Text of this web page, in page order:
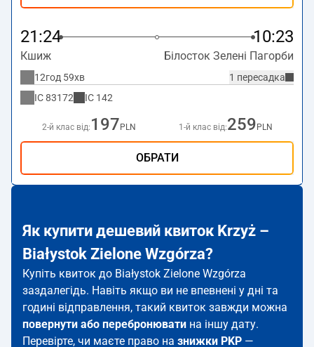
21:24 10:23
Кшиж Білосток Зелені Пагорби
1 пересадка
12год 59хв
IC83172 IC 142
2-й клас від: 197 PLN 1-й клас від:259 PLN
ОБРАТИ
Як купити дешевий квиток Krzyż –
Białystok Zielone Wzgórza?
Купіть квиток до Białystok Zielone Wzgórza
заздалегідь. Навіть якщо ви не впевнені у дні та
годині відправлення, такий квиток завжди можна
повернути або перебронювати на іншу дату.
Перевірте, чи маєте право на знижки PKP —